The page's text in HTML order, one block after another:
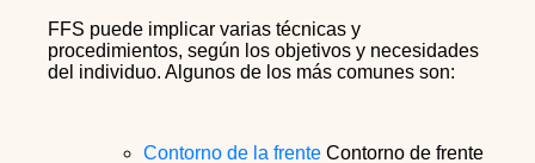
FFS puede implicar varias técnicas y
procedimientos, según los objetivos y necesidades
del individuo. Algunos de los más comunes son:
Contorno de la frente Contorno de frente